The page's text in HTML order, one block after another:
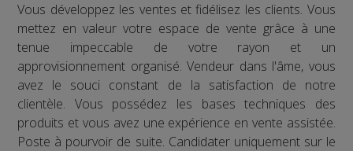
Vous développez les ventes et fidélisez les clients. Vous
mettez en valeur votre espace de vente grâce à une
tenue impeccable de votre rayon et un
approvisionnement organisé. Vendeur dans l'âme, vous
avez le souci constant de la satisfaction de notre
clientèle. Vous possédez les bases techniques des
produits et vous avez une expérience en vente assistée.
Poste à pourvoir de suite. Candidater uniquement sur le